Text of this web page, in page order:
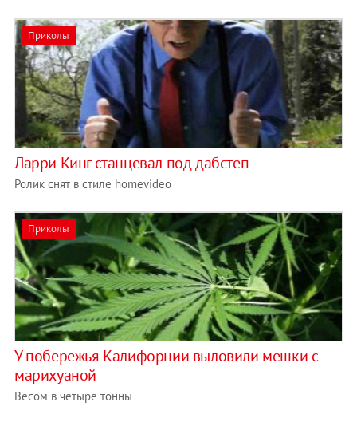
Приколы
Ларри Кинг станцевал под дабстеп
Ролик снят в стиле homevideo
Приколы
У побережья Калифорнии выловили мешки с
марихуаной
Весом в четыре тонны